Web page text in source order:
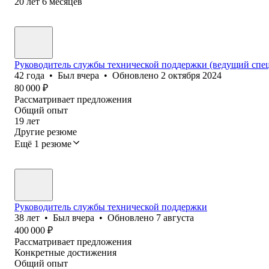
Руководитель службы технической поддержки (ведущий
42 года • Был вчера • Обновлено 2 октября 2024
80 000 ₽
Рассматривает предложения
Общий опыт
19 лет
Другие резюме
Ещё 1 резюме
Руководитель службы технической поддержки
38 лет • Был вчера • Обновлено 7 августа
400 000 ₽
Рассматривает предложения
Конкретные достижения
Общий опыт